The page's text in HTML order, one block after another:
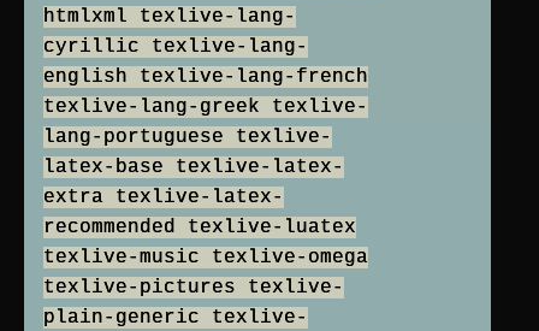
htmlxml texlive-lang-
cyrillic texlive-lang-
english texlive-lang-french
texlive-lang-greek texlive-
lang-portuguese texlive-
latex-base texlive-latex-
extra texlive-latex-
recommended texlive-luatex
texlive-music texlive-omega
texlive-pictures texlive-
plain-generic texlive-